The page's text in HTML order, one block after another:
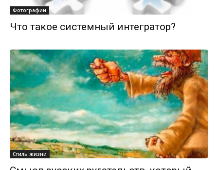
Фотографии
Что такое системный интегратор?
Стиль жизни